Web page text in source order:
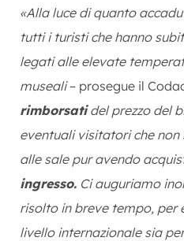
«Alla luce di quanto
tutti i turisti che hanno
legati alle elevate
museali– prosegue il
rimborsatidel prezzo del
eventuali visitatori che
alle sale pur avendo
ingresso. Ci auguriamo
risolto in breve tempo, per
livello internazionale sia